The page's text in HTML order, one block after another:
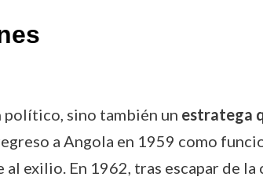
sino también un estratega
a Angola en 1959 como
exilio. En 1962, tras escapar de